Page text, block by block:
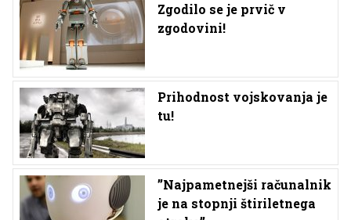
Zgodilo se je prvič v
zgodovini!
Prihodnost vojskovanja je
tu!
’’Najpametnejši računalnik
je na stopnji štiriletnega